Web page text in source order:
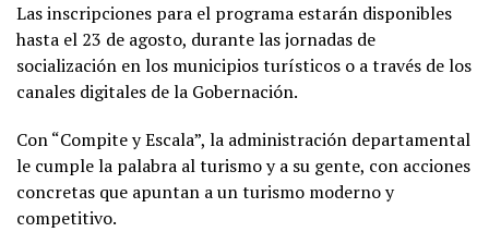
Las inscripciones para el programa estarán disponibles
hasta el 23 de agosto, durante las jornadas de
socialización en los municipios turísticos o a través de los
canales digitales de la Gobernación.
Con “Compite y Escala”, la administración departamental
le cumple la palabra al turismo y a su gente, con acciones
concretas que apuntan a un turismo moderno y
competitivo.